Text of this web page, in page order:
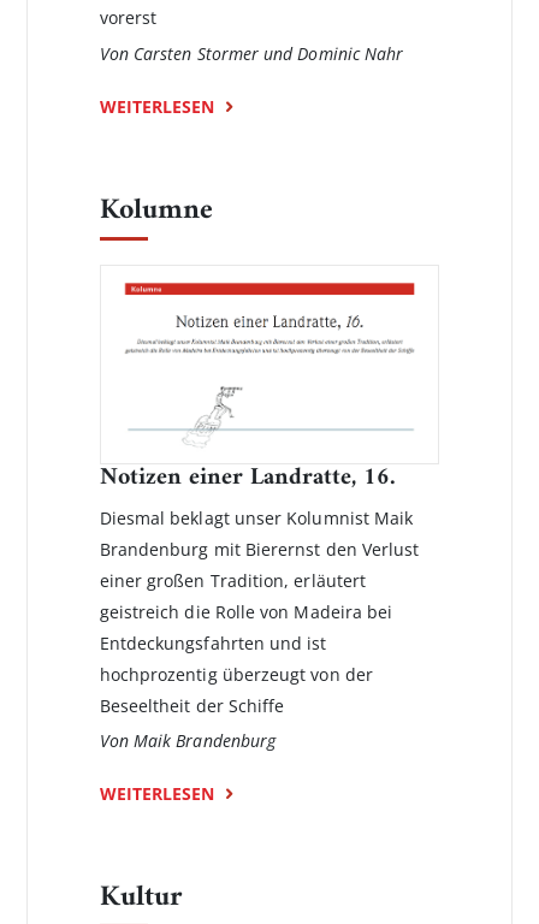
vorerst
Von Carsten Stormer und Dominic Nahr
WEITERLESEN
Kolumne
Notizen einer Landratte, 16.
Diesmal beklagt unser Kolumnist Maik
Brandenburg mit Bierernst den Verlust
einer großen Tradition, erläutert
geistreich die Rolle von Madeira bei
Entdeckungsfahrten und ist
hochprozentig überzeugt von der
Beseeltheit der Schiffe
Von Maik Brandenburg
WEITERLESEN
Kultur